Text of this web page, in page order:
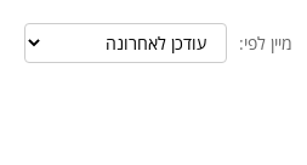
מיין לפי: